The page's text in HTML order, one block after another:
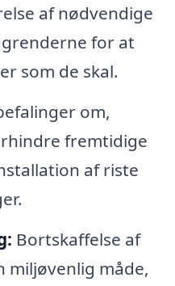
af nødvendige
for at
som de skal.
om,
fremtidige
af riste
Bortskaffelse af
miljøvenlig måde,